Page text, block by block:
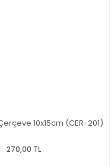
10x15cm (CER-201)
270,00 TL